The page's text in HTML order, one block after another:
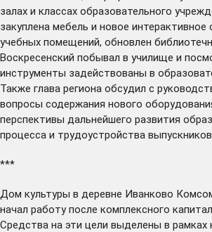
залах и классах образовательного
закуплена мебель и новое
учебных помещений, обновлен
Воскресенский побывал в училище и
инструменты задействованы в
Также глава региона обсудил с
вопросы содержания нового
перспективы дальнейшего развития
процесса и трудоустройства выпускников.
***
Дом культуры в деревне Иванково
начал работупосле комплексного
Средства на эти цели выделены в рамках